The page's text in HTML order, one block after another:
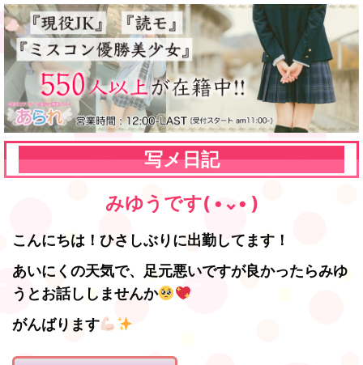
写メ日記
みゆうです( •⌄• )
こんにちは！ひさしぶりに出勤してます！
あいにくの天気で、足元悪いですが良かったらみゆ
うとお話ししませんか
がんばります